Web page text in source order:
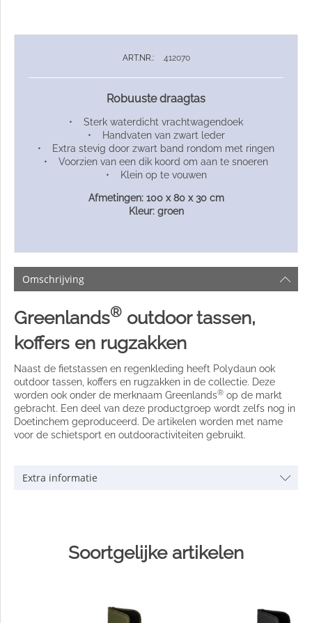
ART.NR.: 412070
Robuuste draagtas
• Sterk waterdicht vrachtwagendoek
• Handvaten van zwart leder
• Extra stevig door zwart band rondom met ringen
• Voorzien van een dik koord om aan te snoeren
• Klein op te vouwen
Afmetingen: 100 x 80 x 30 cm
Kleur: groen
Omschrijving
Greenlands® outdoor tassen,
koffers en rugzakken
Naast de fietstassen en regenkleding heeft Polydaun ook
outdoor tassen, koffers en rugzakken in de collectie. Deze
worden ook onder de merknaam Greenlands® op de markt
gebracht. Een deel van deze productgroep wordt zelfs nog in
Doetinchem geproduceerd. De artikelen worden met name
voor de schietsport en outdooractiviteiten gebruikt.
Extra informatie
Soortgelijke artikelen